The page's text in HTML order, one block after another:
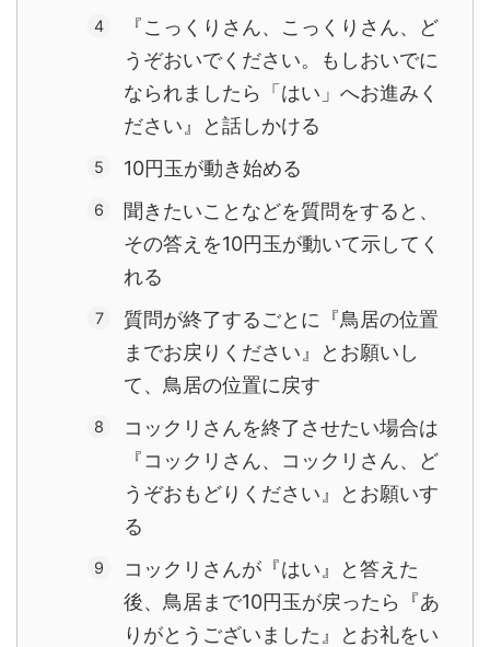
『こっくりさん、こっくりさん、ど
うぞおいでください。もしおいでに
なられましたら「はい」へお進みく
ださい』と話しかける
10円玉が動き始める
聞きたいことなどを質問をすると、
その答えを10円玉が動いて示してく
れる
質問が終了するごとに『鳥居の位置
までお戻りください』とお願いし
て、鳥居の位置に戻す
コックリさんを終了させたい場合は
『コックリさん、コックリさん、ど
うぞおもどりください』とお願いす
る
コックリさんが『はい』と答えた
後、鳥居まで10円玉が戻ったら『あ
りがとうございました』とお礼をい